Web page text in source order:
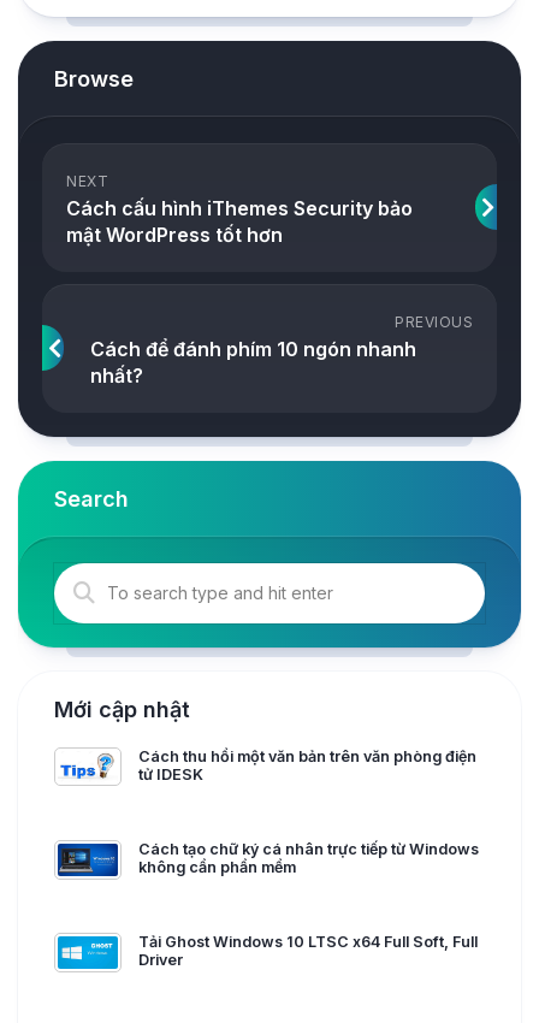
Browse
NEXT
Cách cấu hình iThemes Security bảo
mật WordPress tốt hơn
PREVIOUS
Cách để đánh phím 10 ngón nhanh
nhất?
Search
Mới cập nhật
Cách thu hồi một văn bản trên văn phòng điện
tử IDESK
Cách tạo chữ ký cá nhân trực tiếp từ Windows
không cần phần mềm
Tải Ghost Windows 10 LTSC x64 Full Soft, Full
Driver